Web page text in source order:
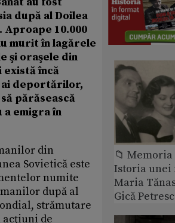
după al Doilea
Aproape 10.000
murit în lagărele
şi oraşele din
există încă
deportărilor,
părăsească
a emigra în
din
Sovietică este
numite
după al
strămutare
acţiuni de
📁
Istoria
Maria
Gică